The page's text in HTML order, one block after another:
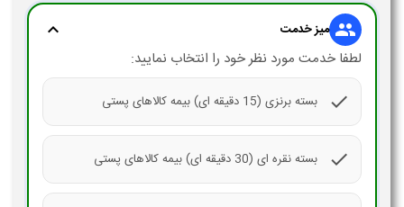
group میز خدمت expand_more
لطفا خدمت مورد نظر خود را انتخاب نمایید:
check بسته برنزی (15 دقیقه ای) بیمه کالاهای پستی
check بسته نقره ای (30 دقیقه ای) بیمه کالاهای پستی